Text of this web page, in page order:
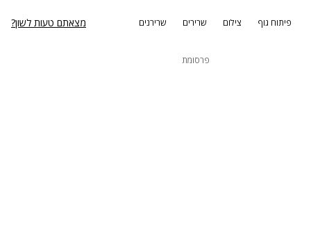
פיתוח גוף צילום שרירים שרירנים מצאתם טעות לשון?
פרסומת